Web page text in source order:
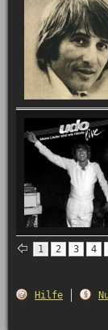
1 2 3 4
Hilfe